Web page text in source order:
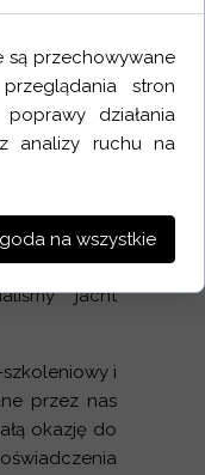
Karlskrona –
rejsu.
i
tego
Helu, gdzie
ostatnie
jacht
szkoleniowy i
przez nas
okazję do
są przechowywane
stron
działania
analizy ruchu na
na wszystkie